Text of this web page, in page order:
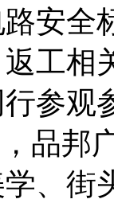
安全
工相
参观
品邦
、街